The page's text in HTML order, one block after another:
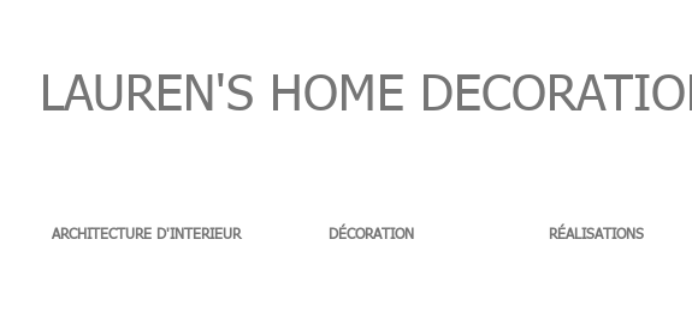
LAUREN'S HOME
ARCHITECTURE D'INTERIEUR DÉCORATION RÉALISATIONS